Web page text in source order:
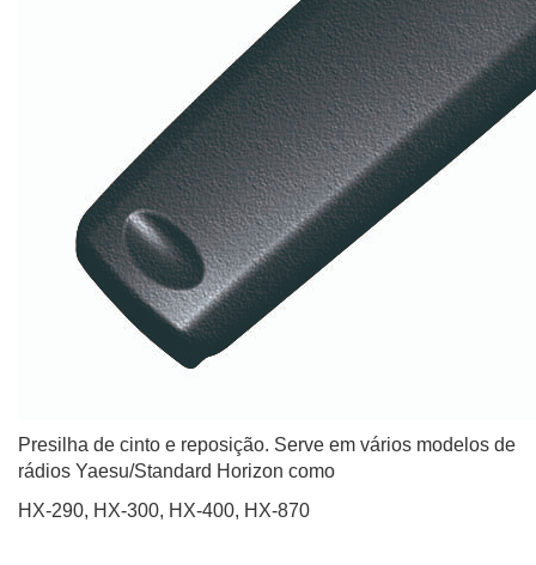
Presilha de cinto e reposição. Serve em vários modelos de
rádios Yaesu/Standard Horizon como
HX-290, HX-300, HX-400, HX-870